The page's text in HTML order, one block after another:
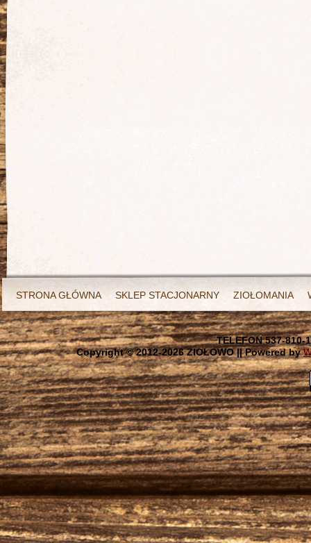
STRONA GŁÓWNA SKLEP STACJONARNY ZIOŁOMANIA
TELEFON 537-810-
Copyright © 2012-2026 ZIOŁOWO || Powered by